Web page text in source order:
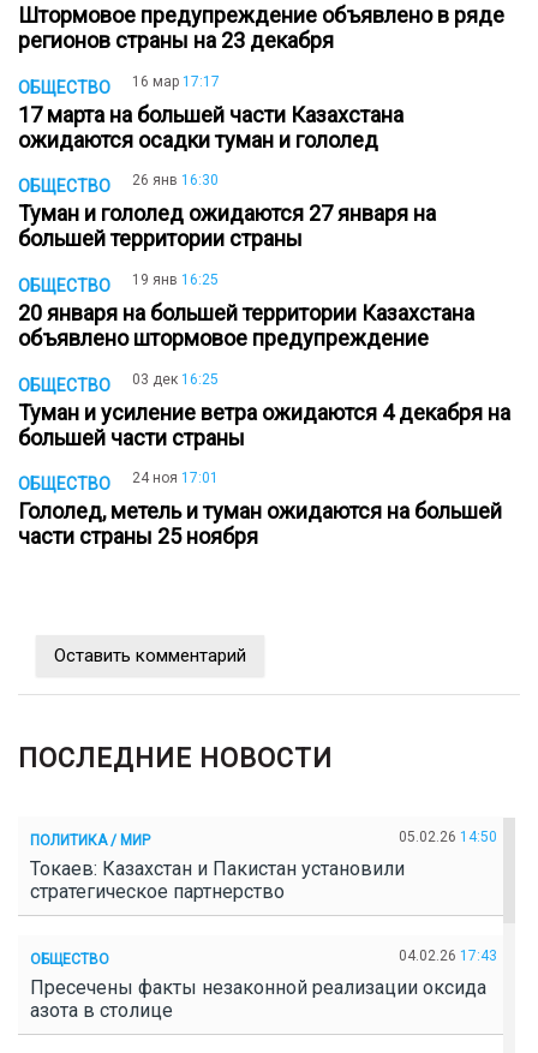
Штормовое предупреждение объявлено в ряде
регионов страны на 23 декабря
ОБЩЕСТВО 16 мар 17:17
17 марта на большей части Казахстана
ожидаются осадки туман и гололед
ОБЩЕСТВО 26 янв 16:30
Туман и гололед ожидаются 27 января на
большей территории страны
ОБЩЕСТВО 19 янв 16:25
20 января на большей территории Казахстана
объявлено штормовое предупреждение
ОБЩЕСТВО 03 дек 16:25
Туман и усиление ветра ожидаются 4 декабря на
большей части страны
ОБЩЕСТВО 24 ноя 17:01
Гололед, метель и туман ожидаются на большей
части страны 25 ноября
Оставить комментарий
ПОСЛЕДНИЕ НОВОСТИ
ПОЛИТИКА / МИР 05.02.26 14:50
Токаев: Казахстан и Пакистан установили
стратегическое партнерство
ОБЩЕСТВО 04.02.26 17:43
Пресечены факты незаконной реализации оксида
азота в столице